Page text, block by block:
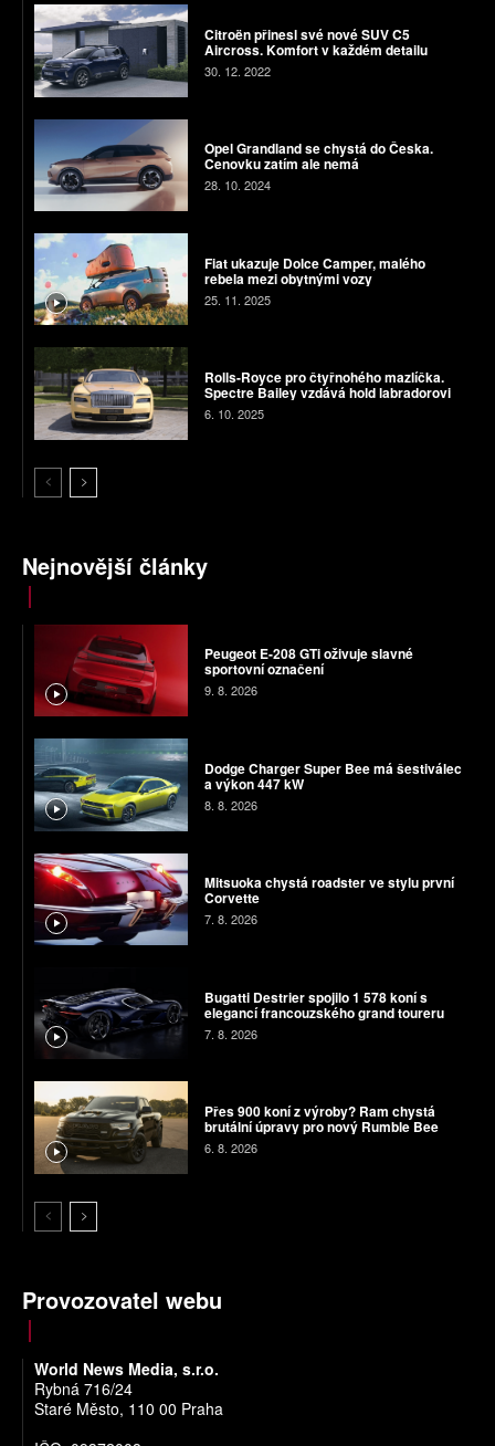
Citroën přinesl své nové SUV C5
Aircross. Komfort v každém detailu
30. 12. 2022
Opel Grandland se chystá do Česka.
Cenovku zatím ale nemá
28. 10. 2024
Fiat ukazuje Dolce Camper, malého
rebela mezi obytnými vozy
25. 11. 2025
Rolls-Royce pro čtyřnohého mazlíčka.
Spectre Bailey vzdává hold labradorovi
6. 10. 2025
Nejnovější články
Peugeot E-208 GTi oživuje slavné
sportovní označení
9. 8. 2026
Dodge Charger Super Bee má šestiválec
a výkon 447 kW
8. 8. 2026
Mitsuoka chystá roadster ve stylu první
Corvette
7. 8. 2026
Bugatti Destrier spojilo 1 578 koní s
elegancí francouzského grand toureru
7. 8. 2026
Přes 900 koní z výroby? Ram chystá
brutální úpravy pro nový Rumble Bee
6. 8. 2026
Provozovatel webu
World News Media, s.r.o.
Rybná 716/24
Staré Město, 110 00 Praha